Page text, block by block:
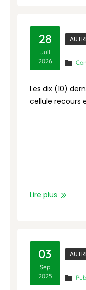
28
Juil
2026
Les dix (10)
cellule recours
Lire plus
03
Sep
2025